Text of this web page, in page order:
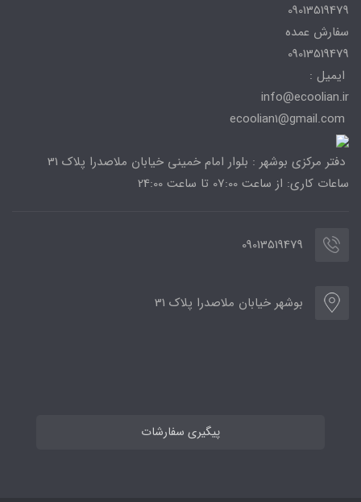
09013519479
سفارش عمده
09013519479
ایمیل :
info@ecoolian.ir
دفتر مرکزی بوشهر : بلوار امام خمینی خیابان ملاصدرا پلاک 31
ساعات کاری: از ساعت 07:00 تا ساعت 24:00
09013519479
بوشهر خیابان ملاصدرا پلاک 31
پیگیری سفارشات